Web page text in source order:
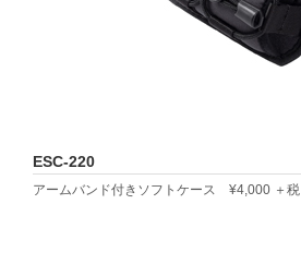
ESC-220
アームバンド付きソフトケース ¥4,000 ＋税